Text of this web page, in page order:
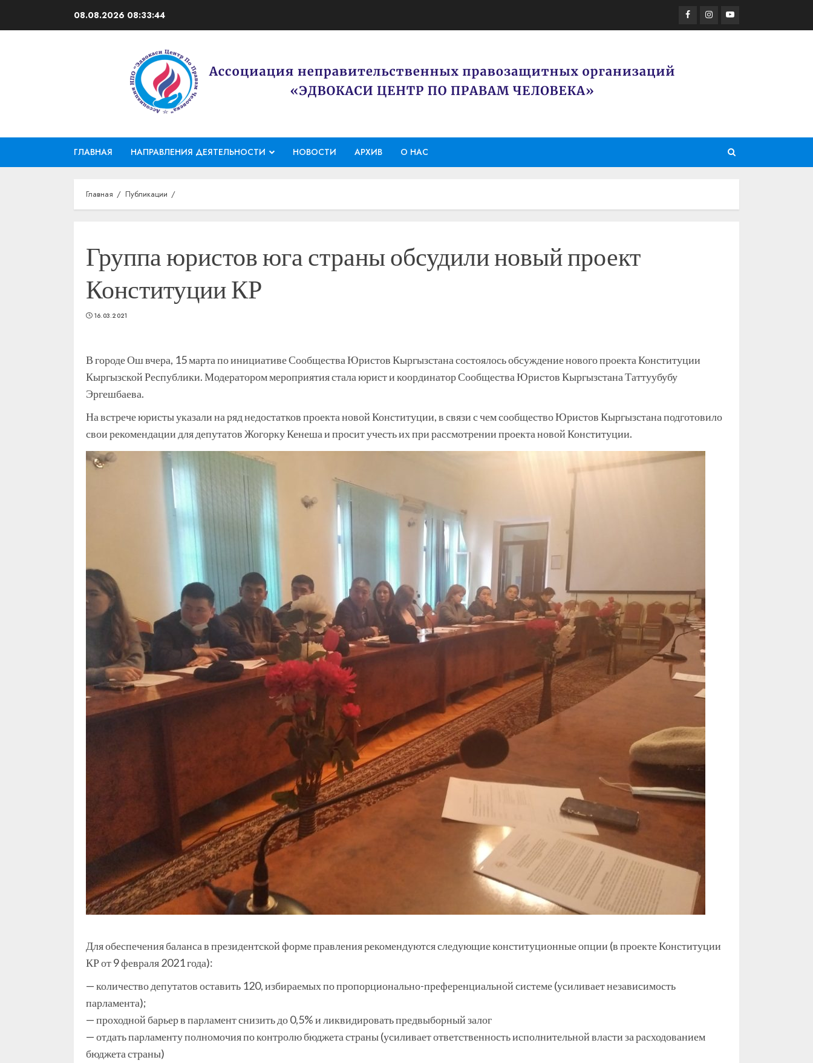
08.08.2026 08:33:45 Facebook
Instagram
Youtube
ГЛАВНАЯ НАПРАВЛЕНИЯ ДЕЯТЕЛЬНОСТИ НОВОСТИ АРХИВ О НАС
Главная Публикации
Группа юристов юга страны обсудили новый проект
Конституции КР
16.03.2021
В городе Ош вчера, 15 марта по инициативе Сообщества Юристов Кыргызстана состоялось обсуждение нового проекта Конституции
Кыргызской Республики. Модератором мероприятия стала юрист и координатор Сообщества Юристов Кыргызстана Таттуубубу
Эргешбаева.
На встрече юристы указали на ряд недостатков проекта новой Конституции, в связи с чем сообщество Юристов Кыргызстана подготовило
свои рекомендации для депутатов Жогорку Кенеша и просит учесть их при рассмотрении проекта новой Конституции.
Для обеспечения баланса в президентской форме правления рекомендуются следующие конституционные опции (в проекте Конституции
КР от 9 февраля 2021 года):
— количество депутатов оставить 120, избираемых по пропорционально-преференциальной системе (усиливает независимость
парламента);
— проходной барьер в парламент снизить до 0,5% и ликвидировать предвыборный залог
— отдать парламенту полномочия по контролю бюджета страны (усиливает ответственность исполнительной власти за расходованием
бюджета страны)